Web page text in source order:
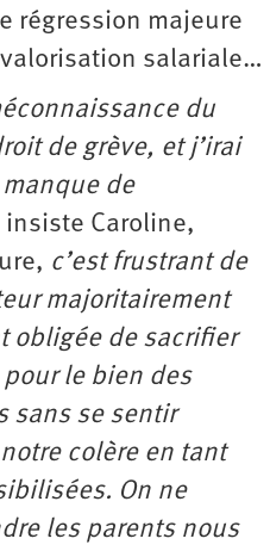
régression majeure
salariale…
du
de grève, et j’irai
de
insiste Caroline,
c’est frustrant de
majoritairement
obligée de sacrifier
le bien des
sans se sentir
colère en tant
On ne
les parents nous